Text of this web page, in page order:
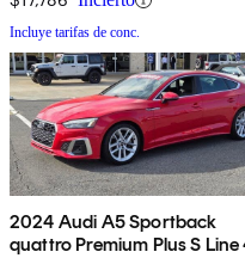
Incluye tarifas de conc.
2024 Audi A5 Sportback
quattro Premium Plus S Line